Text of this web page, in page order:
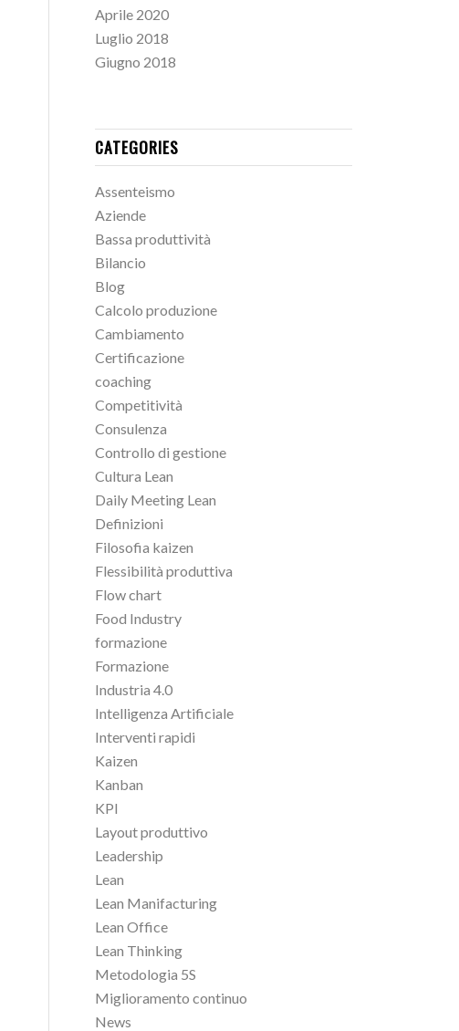
Aprile 2020
Luglio 2018
Giugno 2018
CATEGORIES
Assenteismo
Aziende
Bassa produttività
Bilancio
Blog
Calcolo produzione
Cambiamento
Certificazione
coaching
Competitività
Consulenza
Controllo di gestione
Cultura Lean
Daily Meeting Lean
Definizioni
Filosofia kaizen
Flessibilità produttiva
Flow chart
Food Industry
formazione
Formazione
Industria 4.0
Intelligenza Artificiale
Interventi rapidi
Kaizen
Kanban
KPI
Layout produttivo
Leadership
Lean
Lean Manifacturing
Lean Office
Lean Thinking
Metodologia 5S
Miglioramento continuo
News